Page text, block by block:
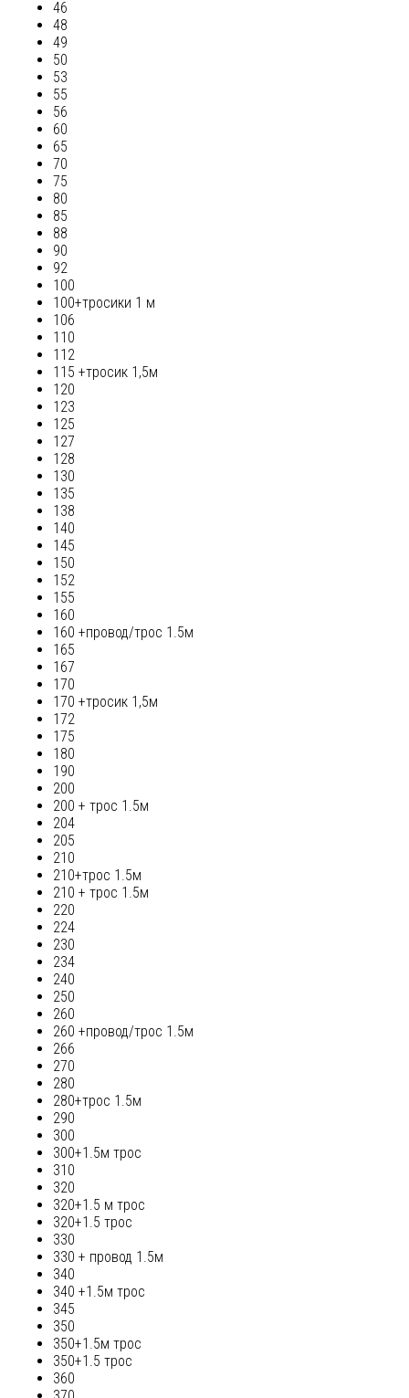
46
48
49
50
53
55
56
60
65
70
75
80
85
88
90
92
100
100+тросики 1 м
106
110
112
115 +тросик 1,5м
120
123
125
127
128
130
135
138
140
145
150
152
155
160
160 +провод/трос 1.5м
165
167
170
170 +тросик 1,5м
172
175
180
190
200
200 + трос 1.5м
204
205
210
210+трос 1.5м
210 + трос 1.5м
220
224
230
234
240
250
260
260 +провод/трос 1.5м
266
270
280
280+трос 1.5м
290
300
300+1.5м трос
310
320
320+1.5 м трос
320+1.5 трос
330
330 + провод 1.5м
340
340 +1.5м трос
345
350
350+1.5м трос
350+1.5 трос
360